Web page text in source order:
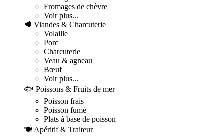
Fromages de chèvre
Voir plus...
🥩 Viandes & Charcuterie
Volaille
Porc
Charcuterie
Veau & agneau
Bœuf
Voir plus...
🐟 Poissons & Fruits de mer
Poisson frais
Poisson fumé
Plats à base de poisson
🍽️ Apéritif & Traiteur